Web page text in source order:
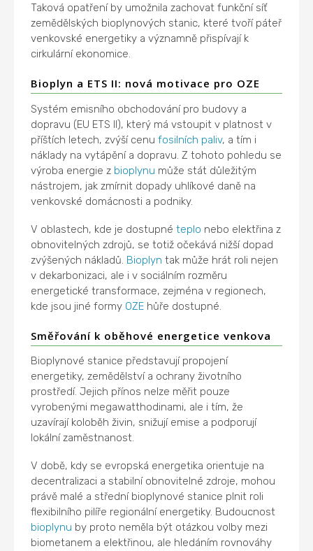
Taková opatření by umožnila zachovat funkční síť
zemědělských bioplynových stanic, které tvoří páteř
venkovské energetiky a významně přispívají k
cirkulární ekonomice.
Bioplyn a ETS II: nová motivace pro OZE
Systém emisního obchodování pro budovy a
dopravu (EU ETS II), který má vstoupit v platnost v
příštích letech, zvýší cenufosilních paliv, a tím i
náklady na vytápění a dopravu. Z tohoto pohledu se
výroba energie z bioplynu může stát důležitým
nástrojem, jak zmírnit dopady uhlíkové daně na
venkovské domácnosti a podniky.
V oblastech, kde je dostupnéteplo nebo elektřina z
obnovitelných zdrojů, se totiž očekává nižší dopad
zvýšených nákladů. Bioplyn tak může hrát roli nejen
v dekarbonizaci, ale i v sociálním rozměru
energetické transformace, zejména v regionech,
kde jsou jiné formy OZE hůře dostupné.
Směřování k oběhové energetice venkova
Bioplynové stanice představují propojení
energetiky, zemědělství a ochrany životního
prostředí. Jejich přínos nelze měřit pouze
vyrobenými megawatthodinami, ale i tím, že
uzavírají koloběh živin, snižují emise a podporují
lokální zaměstnanost.
V době, kdy se evropská energetika orientuje na
decentralizaci a stabilní obnovitelné zdroje, mohou
právě malé a střední bioplynové stanice plnit roli
flexibilního pilíře regionální energetiky. Budoucnost
bioplynu by proto neměla být otázkou volby mezi
biometanem a elektřinou, ale hledáním rovnováhy